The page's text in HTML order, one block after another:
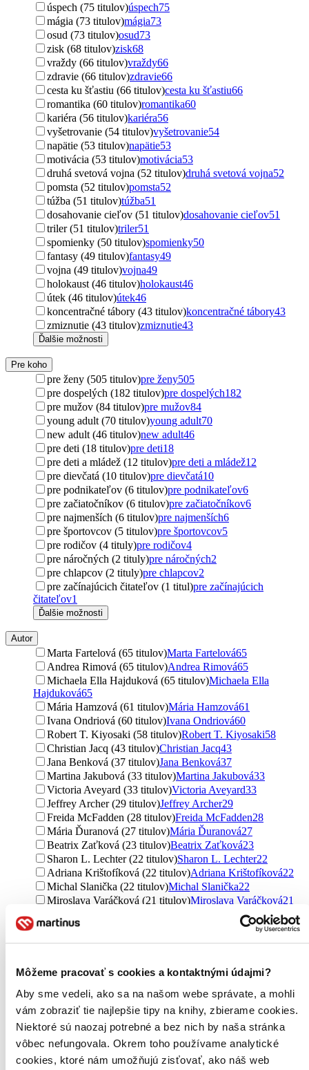
Môžeme pracovať s cookies a kontaktnými údajmi?
Aby sme vedeli, ako sa na našom webe správate, a mohli
vám zobraziť tie najlepšie tipy na knihy, zbierame cookies.
Niektoré sú naozaj potrebné a bez nich by naša stránka
vôbec nefungovala. Okrem toho používame analytické
cookies, ktoré nám umožňujú zisťovať, ako náš web
úspech (75 titulov)úspech75
mágia (73 titulov)mágia73
osud (73 titulov)osud73
zisk (68 titulov)zisk68
vraždy (66 titulov)vraždy66
zdravie (66 titulov)zdravie66
cesta ku šťastiu (66 titulov)cesta ku šťastiu66
romantika (60 titulov)romantika60
kariéra (56 titulov)kariéra56
vyšetrovanie (54 titulov)vyšetrovanie54
napätie (53 titulov)napätie53
motivácia (53 titulov)motivácia53
druhá svetová vojna (52 titulov)druhá svetová vojna52
pomsta (52 titulov)pomsta52
túžba (51 titulov)túžba51
dosahovanie cieľov (51 titulov)dosahovanie cieľov51
triler (51 titulov)triler51
spomienky (50 titulov)spomienky50
fantasy (49 titulov)fantasy49
vojna (49 titulov)vojna49
holokaust (46 titulov)holokaust46
útek (46 titulov)útek46
koncentračné tábory (43 titulov)koncentračné tábory43
zmiznutie (43 titulov)zmiznutie43
Ďalšie možnosti
Pre koho
pre ženy (505 titulov)pre ženy505
pre dospelých (182 titulov)pre dospelých182
pre mužov (84 titulov)pre mužov84
young adult (70 titulov)young adult70
new adult (46 titulov)new adult46
pre deti (18 titulov)pre deti18
pre deti a mládež (12 titulov)pre deti a mládež12
pre dievčatá (10 titulov)pre dievčatá10
pre podnikateľov (6 titulov)pre podnikateľov6
pre začiatočníkov (6 titulov)pre začiatočníkov6
pre najmenších (6 titulov)pre najmenších6
pre športovcov (5 titulov)pre športovcov5
pre rodičov (4 tituly)pre rodičov4
pre náročných (2 tituly)pre náročných2
pre chlapcov (2 tituly)pre chlapcov2
pre začínajúcich čitateľov (1 titul)pre začínajúcich
čitateľov1
Ďalšie možnosti
Autor
Marta Fartelová (65 titulov)Marta Fartelová65
Andrea Rimová (65 titulov)Andrea Rimová65
Michaela Ella Hajduková (65 titulov)Michaela Ella
Hajduková65
Mária Hamzová (61 titulov)Mária Hamzová61
Ivana Ondriová (60 titulov)Ivana Ondriová60
Robert T. Kiyosaki (58 titulov)Robert T. Kiyosaki58
Christian Jacq (43 titulov)Christian Jacq43
Jana Benková (37 titulov)Jana Benková37
Martina Jakubová (33 titulov)Martina Jakubová33
Victoria Aveyard (33 titulov)Victoria Aveyard33
Jeffrey Archer (29 titulov)Jeffrey Archer29
Freida McFadden (28 titulov)Freida McFadden28
Mária Ďuranová (27 titulov)Mária Ďuranová27
Beatrix Zaťková (23 titulov)Beatrix Zaťková23
Sharon L. Lechter (22 titulov)Sharon L. Lechter22
Adriana Krištofíková (22 titulov)Adriana Krištofíková22
Michal Slanička (22 titulov)Michal Slanička22
Miroslava Varáčková (21 titulov)Miroslava Varáčková21
21
Enja Rúčková (18 titulov)
Darina Hamarová (17 titulov)Darina Hamarová17
neuvedený autor (15 titulov)neuvedený autor15
Kristína Mišovičová (14 titulov)Kristína Mišovičová14
Erika Ridziová (14 titulov) Erika Ridziová14
Helena Boková (12 titulov)Helena Boková12
Jana Chmelová (12 titulov)
Jana Chmelová
Iva Kučerová (12 titulov)
Iva Kučerová
Ďalšie možnosti